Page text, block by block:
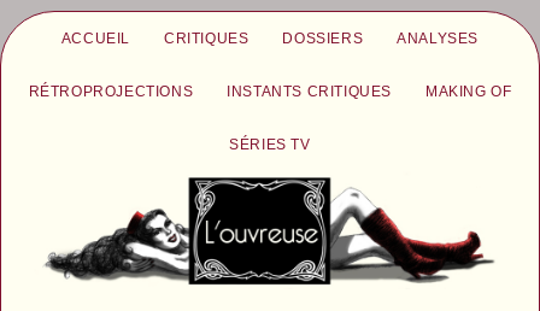
ACCUEIL CRITIQUES DOSSIERS ANALYSES
RÉTROPROJECTIONS INSTANTS CRITIQUES MAKING OF
SÉRIES TV